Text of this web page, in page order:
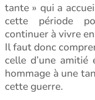
tante » qui a
cette période
continuer à vivre
Il faut donc
celle d’une
hommage à une
cette guerre.